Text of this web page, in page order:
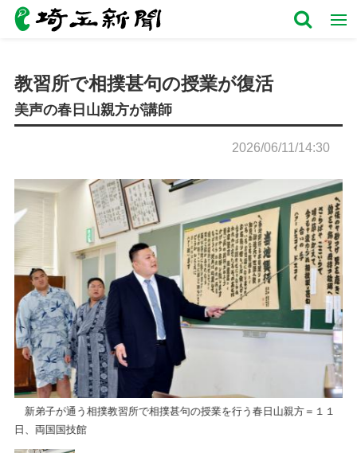
教習所で相撲甚句の授業が復活
美声の春日山親方が講師
2026/06/11/14:30
新弟子が通う相撲教習所で相撲甚句の授業を行う春日山親方＝１１
日、両国国技館